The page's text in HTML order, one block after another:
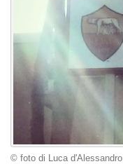
© foto di Luca d'Alessandro